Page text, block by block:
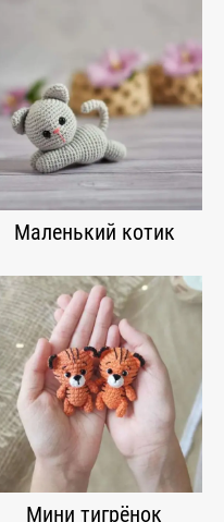
Маленький котик
Мини тигрёнок